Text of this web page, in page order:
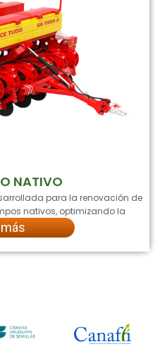
NATIVO
para la renovación de
nativos, optimizando la